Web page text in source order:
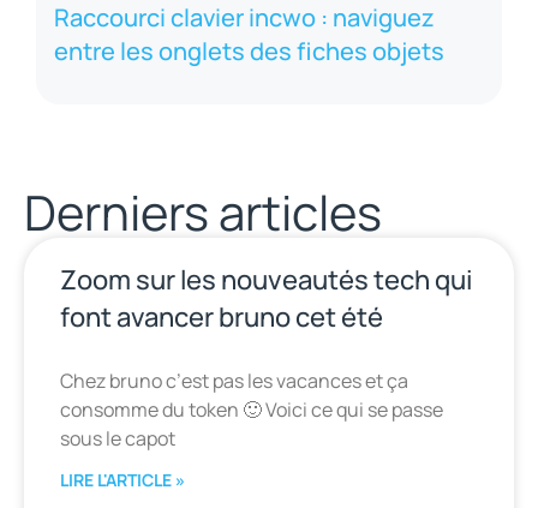
Raccourci clavier incwo : naviguez
entre les onglets des fiches objets
Derniers articles
Zoom sur les nouveautés tech qui
font avancer bruno cet été
Chez bruno c’est pas les vacances et ça
consomme du token 🙂 Voici ce qui se passe
sous le capot
LIRE L'ARTICLE »